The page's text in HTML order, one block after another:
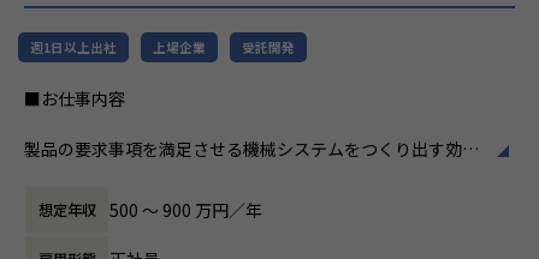
会社の定める業務
週1日以上出社 上場企業 受託開発
■お仕事内容
製品の要求事項を満足させる機械システムをつくり出す効率
モデルベースシステムズエンジニアリング（MBSE）やバー
チャルエンジニアリングを活用します。
想定年収 500 〜 900 万円／年